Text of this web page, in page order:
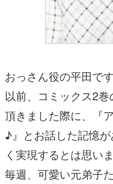
おっさん役の平田で
以前、コミックス2
頂きました際に、『
♪』とお話した記憶
く実現するとは思い
毎週、可愛い元弟子